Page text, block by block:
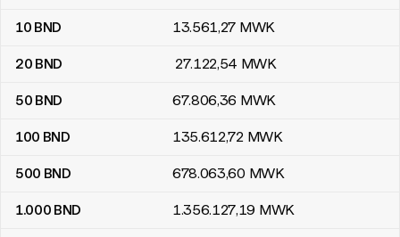
10 BND 13.561,27 MWK
20 BND 27.122,54 MWK
50 BND 67.806,36 MWK
100 BND 135.612,72 MWK
500 BND 678.063,60 MWK
1.000 BND 1.356.127,19 MWK